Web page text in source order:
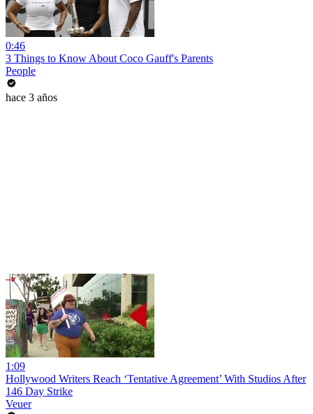
0:46
3 Things to Know About Coco Gauff's Parents
People
hace 3 años
1:09
Hollywood Writers Reach ‘Tentative Agreement’ With Studios After
146 Day Strike
Veuer